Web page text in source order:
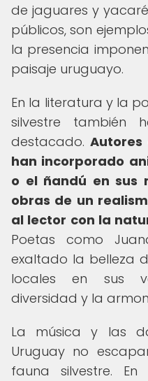
de jaguares y
públicos, son
la presencia
paisaje uruguayo.
En la literatura y la
silvestre también
destacado.Autores
han incorporado
o el ñandú en sus
obras de un
al lector con la
Poetas como
exaltado la belleza
locales en sus
diversidad y la
La música y las
Uruguay no
fauna silvestre.